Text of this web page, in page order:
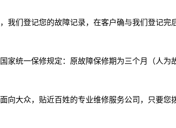
我们登记您的故障记录，在客户确与我们登记完
家统一保修规定：原故障保修期为三个月（人为
向大众，贴近百姓的专业维修服务公司，只要您